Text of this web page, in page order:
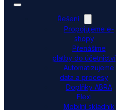
Řešení
Propojujeme e-
shopy
Přenášíme
platby do účetnictví
Automatizujeme
data a procesy
Doplňky ABRA
Flexi
Mobilní skladník